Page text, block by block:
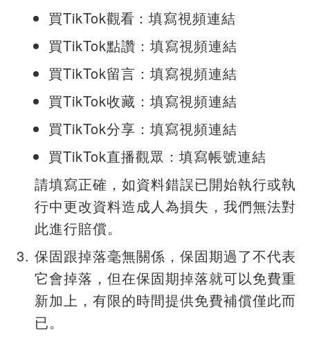
買TikTok觀看 ：填寫視頻連結
買TikTok點讚：填寫視頻連結
買TikTok留言：填寫視頻連結
買TikTok收藏：填寫視頻連結
買TikTok分享：填寫視頻連結
買TikTok直播觀眾：填寫帳號連結
請填寫正確，如資料錯誤已開始執行或執
行中更改資料造成人為損失，我們無法對
此進行賠償。
保固跟掉落毫無關係，保固期過了不代表
它會掉落，但在保固期掉落就可以免費重
新加上，有限的時間提供免費補償僅此而
已。